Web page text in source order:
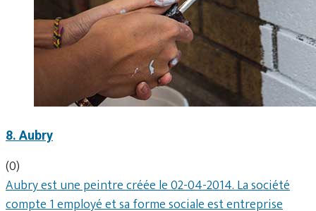
8. Aubry
(0)
Aubry est une peintre créée le 02-04-2014. La société
compte 1 employé et sa forme sociale est entreprise